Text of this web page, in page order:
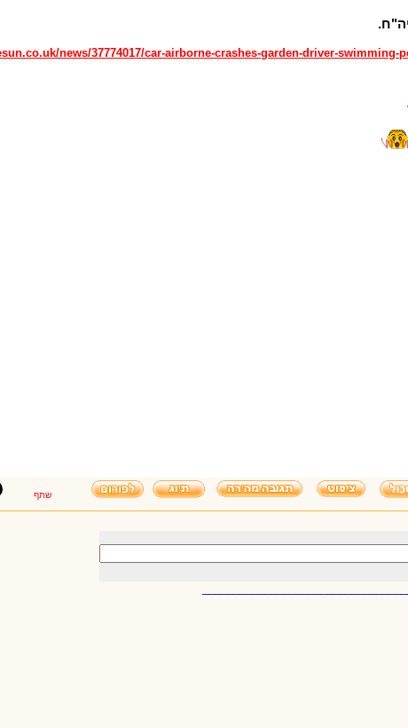
news/37774017/car-airborne-crashes-garden-driver-swimming-
שתף